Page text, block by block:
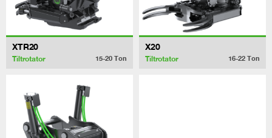
XTR20
Tiltrotator 15-20 Ton
X20
Tiltrotator 16-22 Ton